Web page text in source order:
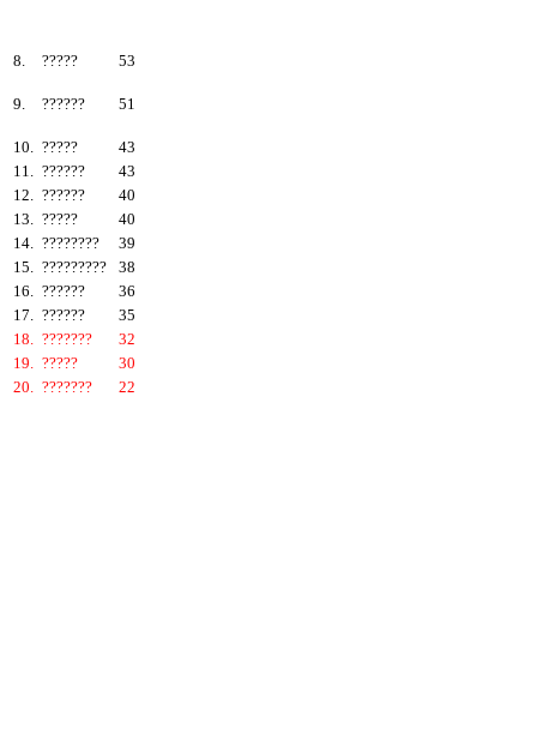
8.
????? 53
9. ?????? 51
10. ?????
43
11. ??????
43
12. ??????
40
13. ?????
40
14. ????????
39
15. ?????????
38
16. ??????
36
17. ??????
35
18. ???????
32
19. ?????
30
20. ??????? 22